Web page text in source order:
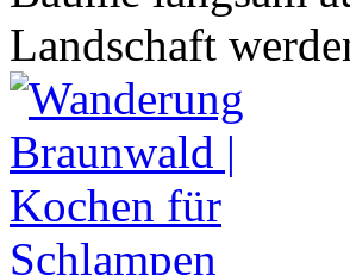
Landschaft